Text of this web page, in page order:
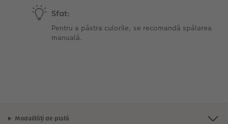
Sfat:
Pentru a păstra culorile, se recomandă spălarea
manuală.
Modalități de plată